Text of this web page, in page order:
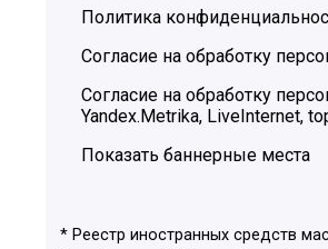
Политика
Согласие на обработку
Согласие на обработку
Yandex.Metrika, LiveInternet,
Показать баннерные места
* Реестр иностранных средств